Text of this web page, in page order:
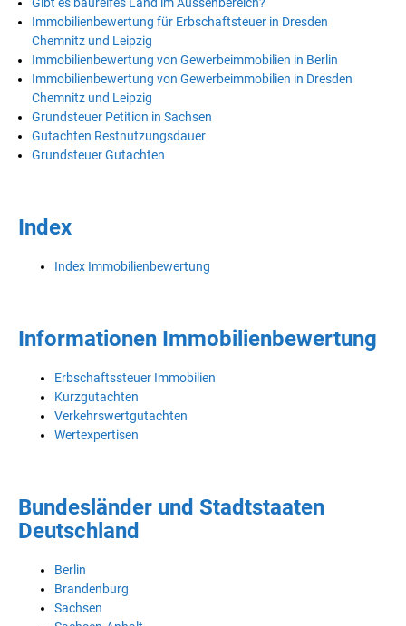
Gibt es baureifes Land im Aussenbereich?
Immobilienbewertung für Erbschaftsteuer in Dresden
Chemnitz und Leipzig
Immobilienbewertung von Gewerbeimmobilien in Berlin
Immobilienbewertung von Gewerbeimmobilien in Dresden
Chemnitz und Leipzig
Grundsteuer Petition in Sachsen
Gutachten Restnutzungsdauer
Grundsteuer Gutachten
Index
Index Immobilienbewertung
Informationen Immobilienbewertung
Erbschaftssteuer Immobilien
Kurzgutachten
Verkehrswertgutachten
Wertexpertisen
Bundesländer und Stadtstaaten
Deutschland
Berlin
Brandenburg
Sachsen